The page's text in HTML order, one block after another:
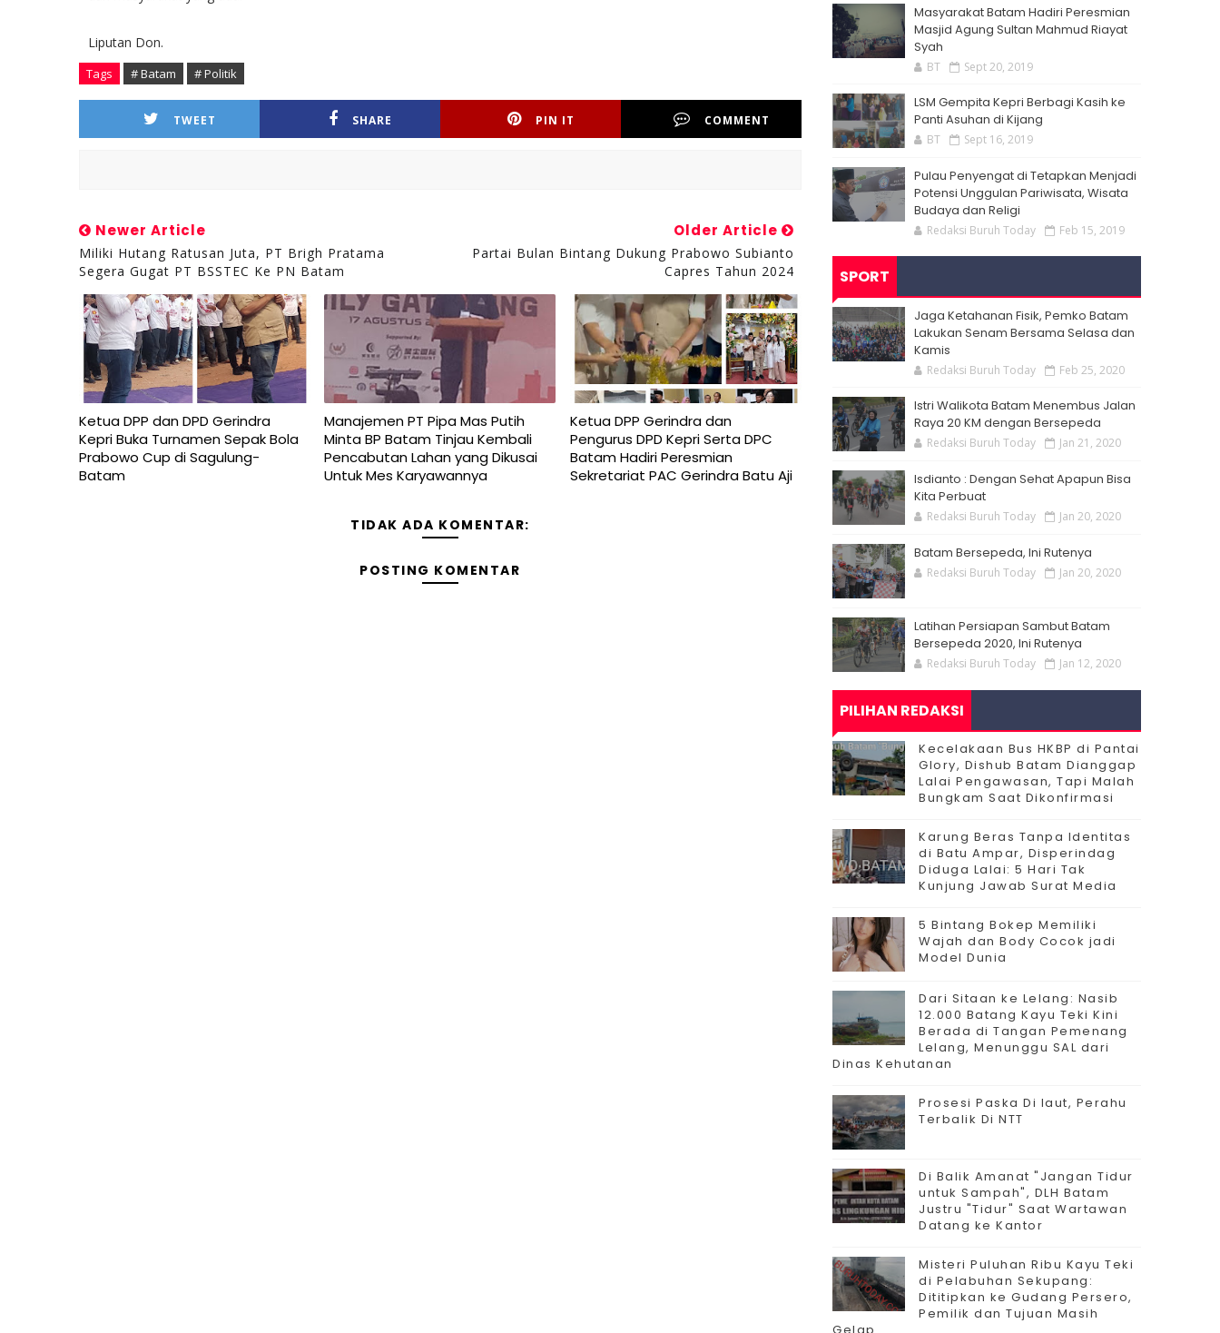
Liputan Don.
Tags # Batam # Politik
TWEET SHARE PIN IT COMMENT
Newer Article
Miliki Hutang Ratusan Juta, PT Brigh Pratama
Segera Gugat PT BSSTEC Ke PN Batam
Older Article
Partai Bulan Bintang Dukung Prabowo Subianto
Capres Tahun 2024
Ketua DPP dan DPD Gerindra
Kepri Buka Turnamen Sepak Bola
Prabowo Cup di Sagulung-
Batam
Manajemen PT Pipa Mas Putih
Minta BP Batam Tinjau Kembali
Pencabutan Lahan yang Dikusai
Untuk Mes Karyawannya
Ketua DPP Gerindra dan
Pengurus DPD Kepri Serta DPC
Batam Hadiri Peresmian
Sekretariat PAC Gerindra Batu Aji
TIDAK ADA KOMENTAR:
POSTING KOMENTAR
Masyarakat Batam Hadiri Peresmian
Masjid Agung Sultan Mahmud Riayat
Syah
BT Sept 20, 2019
LSM Gempita Kepri Berbagi Kasih ke
Panti Asuhan di Kijang
BT Sept 16, 2019
Pulau Penyengat di Tetapkan Menjadi
Potensi Unggulan Pariwisata, Wisata
Budaya dan Religi
Redaksi Buruh Today Feb 15, 2019
SPORT
Jaga Ketahanan Fisik, Pemko Batam
Lakukan Senam Bersama Selasa dan
Kamis
Redaksi Buruh Today Feb 25, 2020
Istri Walikota Batam Menembus Jalan
Raya 20 KM dengan Bersepeda
Redaksi Buruh Today Jan 21, 2020
Isdianto : Dengan Sehat Apapun Bisa
Kita Perbuat
Redaksi Buruh Today Jan 20, 2020
Batam Bersepeda, Ini Rutenya
Redaksi Buruh Today Jan 20, 2020
Latihan Persiapan Sambut Batam
Bersepeda 2020, Ini Rutenya
Redaksi Buruh Today Jan 12, 2020
PILIHAN REDAKSI
Kecelakaan Bus HKBP di Pantai
Glory, Dishub Batam Dianggap
Lalai Pengawasan, Tapi Malah
Bungkam Saat Dikonfirmasi
Karung Beras Tanpa Identitas
di Batu Ampar, Disperindag
Diduga Lalai: 5 Hari Tak
Kunjung Jawab Surat Media
5 Bintang Bokep Memiliki
Wajah dan Body Cocok jadi
Model Dunia
Dari Sitaan ke Lelang: Nasib
12.000 Batang Kayu Teki Kini
Berada di Tangan Pemenang
Lelang, Menunggu SAL dari
Dinas Kehutanan
Prosesi Paska Di laut, Perahu
Terbalik Di NTT
Di Balik Amanat "Jangan Tidur
untuk Sampah", DLH Batam
Justru "Tidur" Saat Wartawan
Datang ke Kantor
Misteri Puluhan Ribu Kayu Teki
di Pelabuhan Sekupang:
Dititipkan ke Gudang Persero,
Pemilik dan Tujuan Masih